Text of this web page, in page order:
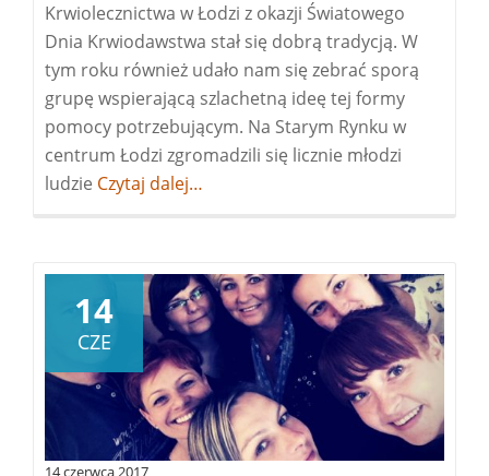
Krwiolecznictwa w Łodzi z okazji Światowego
Dnia Krwiodawstwa stał się dobrą tradycją. W
tym roku również udało nam się zebrać sporą
grupę wspierającą szlachetną ideę tej formy
pomocy potrzebującym. Na Starym Rynku w
centrum Łodzi zgromadzili się licznie młodzi
ludzie Więcej
Krwiodawcy
Czytaj dalej…
14 czerwca 2017
14
CZE